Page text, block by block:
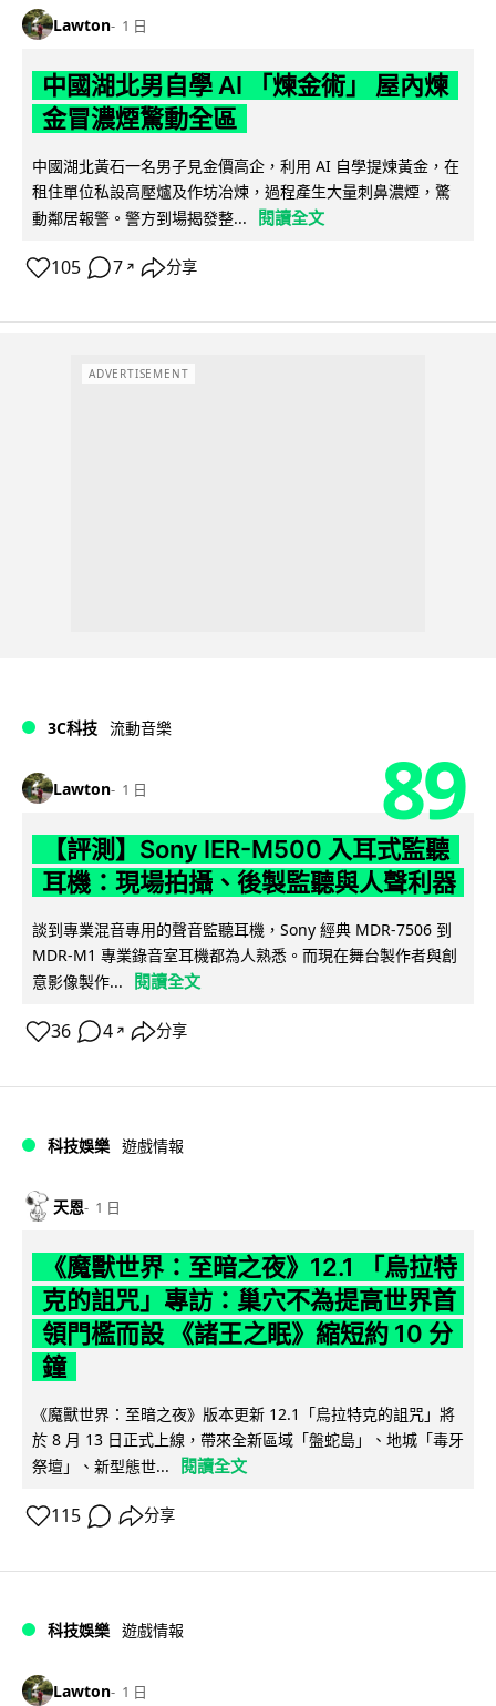
Lawton 1 日
中國湖北男自學 AI 「煉金術」 屋內煉
金冒濃煙驚動全區
中國湖北黃石一名男子見金價高企，利用 AI 自學提煉黃金，在
租住單位私設高壓爐及作坊冶煉，過程產生大量刺鼻濃煙，驚
動鄰居報警。警方到場揭發整...
閱讀全文
105 7 ↗ 分享
ADVERTISEMENT
3C科技 流動音樂
Lawton 1 日 89
【評測】Sony IER-M500 入耳式監聽
耳機：現場拍攝、後製監聽與人聲利器
談到專業混音專用的聲音監聽耳機，Sony 經典 MDR-7506 到
MDR-M1 專業錄音室耳機都為人熟悉。而現在舞台製作者與創
意影像製作...
閱讀全文
36 4 ↗ 分享
科技娛樂 遊戲情報
天恩 1 日
《魔獸世界：至暗之夜》12.1 「烏拉特
克的詛咒」專訪：巢穴不為提高世界首
領門檻而設 《諸王之眠》縮短約 10 分
鐘
《魔獸世界：至暗之夜》版本更新 12.1「烏拉特克的詛咒」將
於 8 月 13 日正式上線，帶來全新區域「盤蛇島」、地城「毒牙
祭壇」、新型態世...
閱讀全文
115 分享
科技娛樂 遊戲情報
Lawton 1 日